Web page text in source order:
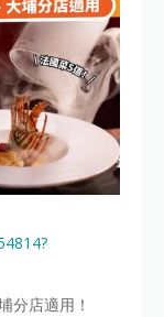
分店適用！